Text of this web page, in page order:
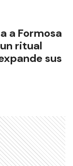
a Formosa
ritual
sus